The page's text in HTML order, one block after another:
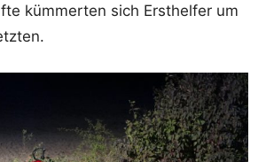
kümmerten sich Ersthelfer um